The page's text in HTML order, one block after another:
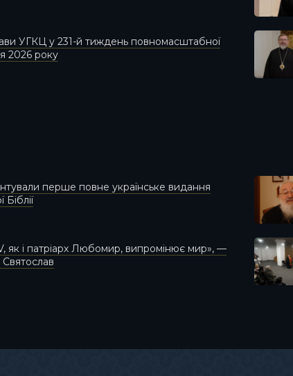
УГКЦ у 231-й тиждень повномасштабної
2026 року
перше повне українське видання
як і патріарх Любомир, випромінює мир», —